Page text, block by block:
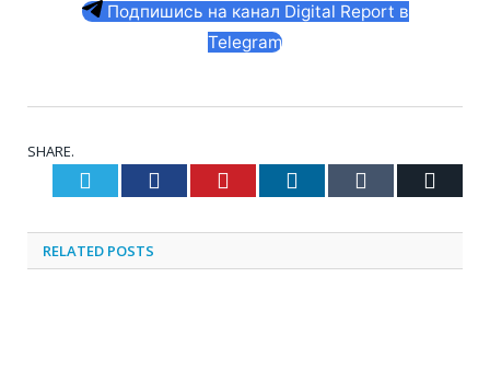
Подпишись на канал Digital Report в
Telegram
SHARE.
Twitter Facebook Pinterest LinkedIn Tumblr
RELATED POSTS